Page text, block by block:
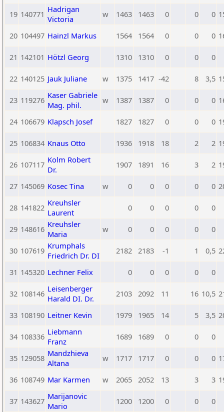
19 140771 Hadrigan
Victoria
w 1463 1463 0 0 0
20 104497 Hainzl Markus 1564 1564 0 0 0
21 142101 Hötzl Georg 1310 1310 0 0 0
22 140125 Jauk Juliane w 1375 1417 -42 8 3,5
23 119276 Kaser Gabriele
Mag. phil.
w 1387 1387 0 0 0
24 106679 Klapsch Josef 1827 1827 0 0 0
25 106834 Knaus Otto 1936 1918 18 2 2
26 107117 Kolm Robert
Dr.
1907 1891 16 3 2
27 145069 Kosec Tina w 0 0 0 0 0
28 141822 Kreuhsler
Laurent
0 0 0 0 0
29 148616 Kreuhsler
Maria
w 0 0 0 0 0
30 107619 Krumphals
Friedrich Dr. DI
2182 2183 -1 1 0,5
31 145320 Lechner Felix 0 0 0 0 0
32 108146 Leisenberger
Harald DI. Dr.
2103 2092 11 16 10,5
33 108190 Leitner Kevin 1979 1965 14 5 3,5
34 108336 Liebmann
Franz
1689 1689 0 0 0
35 129058 Mandzhieva
Altana
w 1717 1717 0 0 0
36 108749 Mar Karmen w 2065 2052 13 3 3
37 143627 Marijanovic
Mario
1200 1200 0 0 0